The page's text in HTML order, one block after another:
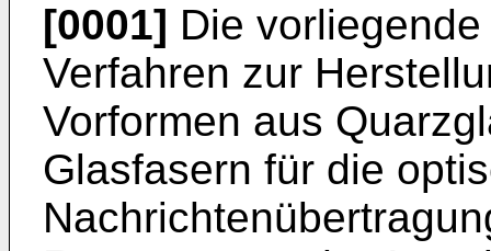
[0001] Die
Verfahren zur
Vorformen aus
Glasfasern für die